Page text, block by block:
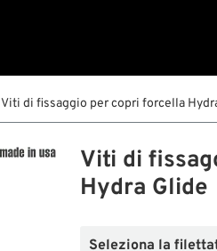
Viti di fissaggio per copri forcella
Viti di
Hydra Glide
Seleziona la